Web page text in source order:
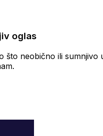
oglas
što neobično ili sumnjivo